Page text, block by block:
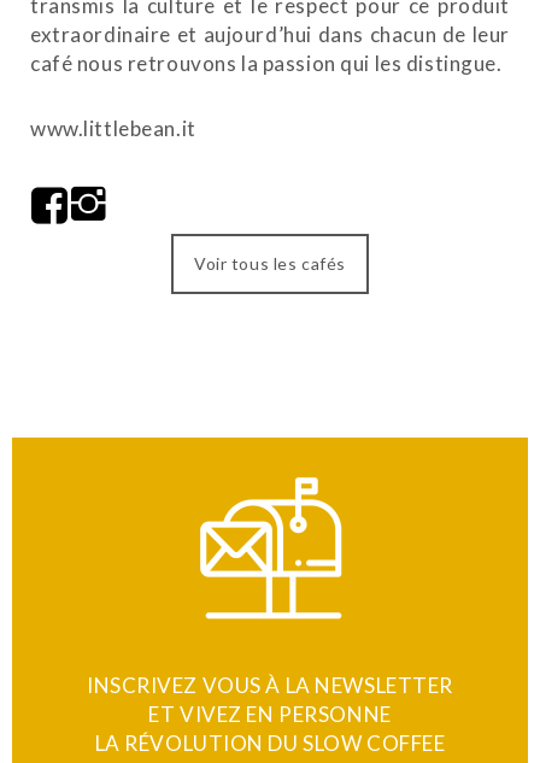
transmis la culture et le respect pour ce produit
extraordinaire et aujourd’hui dans chacun de leur
café nous retrouvons la passion qui les distingue.
www.littlebean.it
Voir tous les cafés
INSCRIVEZ VOUS À LA NEWSLETTER
ET VIVEZ EN PERSONNE
LA RÉVOLUTION DU SLOW COFFEE